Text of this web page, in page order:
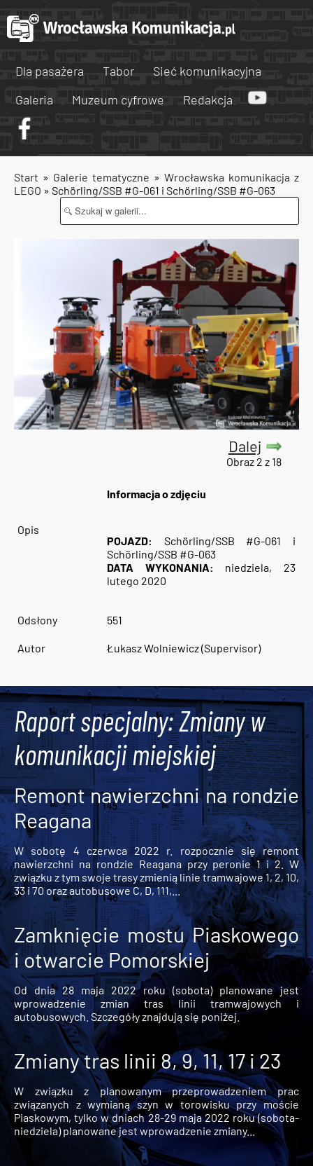
Dla pasażera Tabor
Sieć komunikacyjna
Galeria
Muzeum cyfrowe Redakcja
Start » Galerie tematyczne » Wrocławska komunikacja z
LEGO » Schörling/SSB #G-061 i Schörling/SSB #G-063
Dalej
Obraz 2 z 18
Informacja o zdjęciu
Opis
POJAZD: Schörling/SSB #G-061 i
Schörling/SSB #G-063
DATA WYKONANIA: niedziela, 23
lutego 2020
Odsłony 551
Autor Łukasz Wolniewicz (Supervisor)
Raport specjalny: Zmiany w
komunikacji miejskiej
Remont nawierzchni na rondzie
Reagana
W sobotę 4 czerwca 2022 r. rozpocznie się remont
nawierzchni na rondzie Reagana przy peronie 1 i 2. W
związku z tym swoje trasy zmienią linie tramwajowe 1, 2, 10,
33 i 70 oraz autobusowe C, D, 111,...
Zamknięcie mostu Piaskowego
i otwarcie Pomorskiej
Od dnia 28 maja 2022 roku (sobota) planowane jest
wprowadzenie zmian tras linii tramwajowych i
autobusowych. Szczegóły znajdują się poniżej.
Zmiany tras linii 8, 9, 11, 17 i 23
W związku z planowanym przeprowadzeniem prac
związanych z wymianą szyn w torowisku przy moście
Piaskowym, tylko w dniach 28-29 maja 2022 roku (sobota-
niedziela) planowane jest wprowadzenie zmiany...